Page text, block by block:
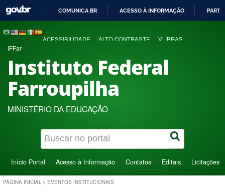
COMUNICA BR ACESSO À INFORMAÇÃO
ACESSIBILIDADE ALTO CONTRASTE VLIBRAS
IFFar
Instituto Federal
Farroupilha
MINISTÉRIO DA EDUCAÇÃO
Início Portal Acesso à Informação Contatos Editais Licitações
PÁGINA INICIAL > EVENTOS INSTITUCIONAIS